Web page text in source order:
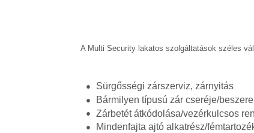
A Multi Security lakatos szolgáltatások széles
Sürgősségi zárszerviz, zárnyitás
Bármilyen típusú zár cseréje/
Zárbetét átkódolása/vezérkulcsos
Mindenfajta ajtó alkatrész/